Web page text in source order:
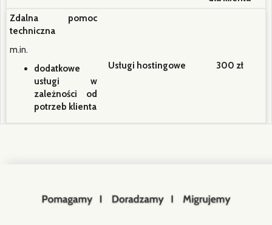
Zdalna pomoc
techniczna
m.in.
dodatkowe
usługi w
zależności od
potrzeb klienta
Usługi hostingowe 300 zł